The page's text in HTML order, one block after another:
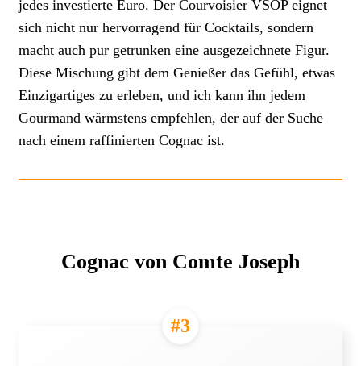
jedes investierte Euro. Der Courvoisier VSOP eignet
sich nicht nur hervorragend für Cocktails, sondern
macht auch pur getrunken eine ausgezeichnete Figur.
Diese Mischung gibt dem Genießer das Gefühl, etwas
Einzigartiges zu erleben, und ich kann ihn jedem
Gourmand wärmstens empfehlen, der auf der Suche
nach einem raffinierten Cognac ist.
Cognac von Comte Joseph
#3